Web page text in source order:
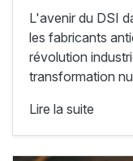
L'avenir du DSI
les fabricants
révolution
transformation
Lire la suite